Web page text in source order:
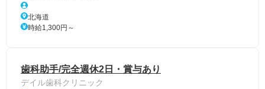
北海道
時給1,300円～
歯科助手/完全週休2日・賞与あり
デイル歯科クリニック